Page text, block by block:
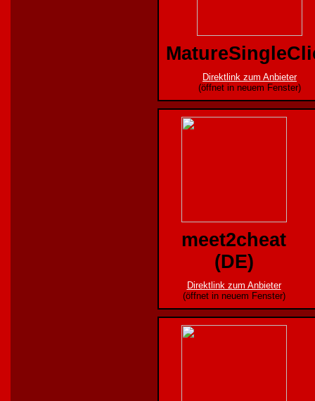
Direktlink zum Anbieter
(öffnet in neuem Fenster)
meet2cheat
(DE)
Direktlink zum Anbieter
(öffnet in neuem Fenster)